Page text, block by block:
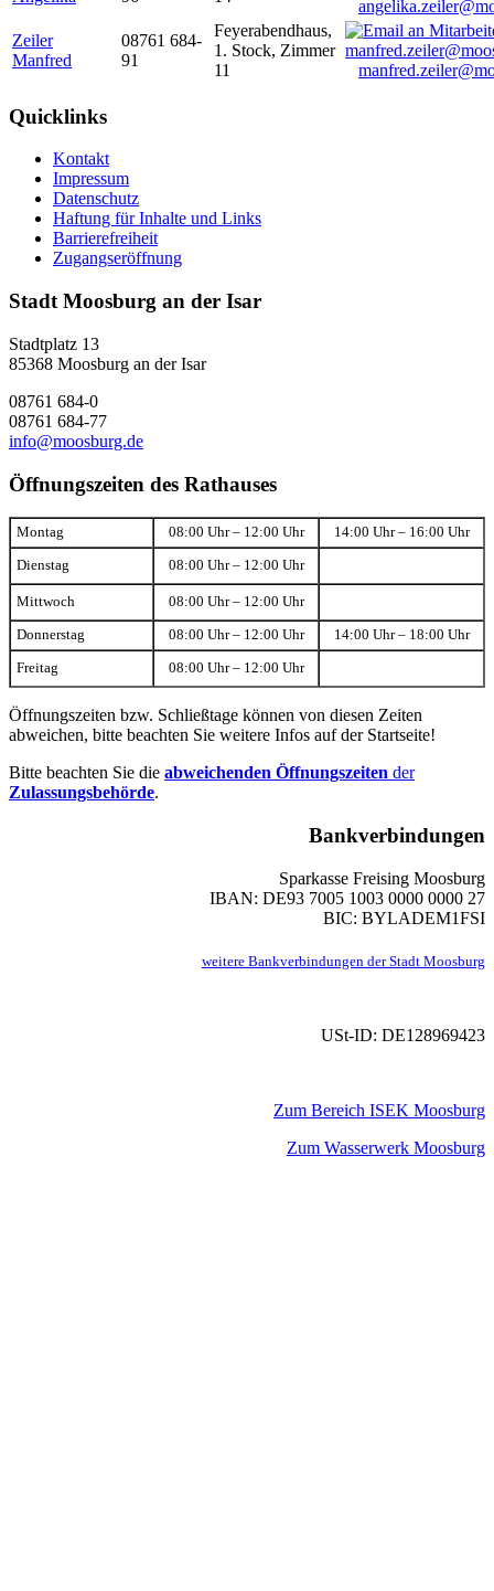
Zeiler
Manfred
08761 684-
91
Feyerabendhaus,
1. Stock, Zimmer
11
Quicklinks
Kontakt
Impressum
Datenschutz
Haftung für Inhalte und Links
Barrierefreiheit
Zugangseröffnung
Stadt Moosburg an der Isar
Stadtplatz 13
85368 Moosburg an der Isar
08761 684-0
08761 684-77
info@moosburg.de
Öffnungszeiten des Rathauses
Montag 08:00 Uhr – 12:00 Uhr 14:00 Uhr – 16:00 Uhr
Dienstag 08:00 Uhr – 12:00 Uhr
Mittwoch 08:00 Uhr – 12:00 Uhr
Donnerstag 08:00 Uhr – 12:00 Uhr 14:00 Uhr – 18:00 Uhr
Freitag 08:00 Uhr – 12:00 Uhr
Öffnungszeiten bzw. Schließtage können von diesen Zeiten
abweichen, bitte beachten Sie weitere Infos auf der Startseite!
Bitte beachten Sie die abweichenden Öffnungszeiten der
Zulassungsbehörde.
Bankverbindungen
Sparkasse Freising Moosburg
IBAN: DE93 7005 1003 0000 0000 27
BIC: BYLADEM1FSI
weitere Bankverbindungen der Stadt Moosburg
USt-ID: DE128969423
Zum Bereich ISEK Moosburg
Zum Wasserwerk Moosburg